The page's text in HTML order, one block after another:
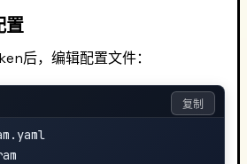
置
后，编辑配置文件：
复制